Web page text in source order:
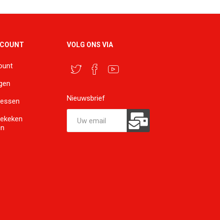
VOLG ONS VIA
Nieuwsbrief